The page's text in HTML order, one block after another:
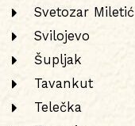
Svetozar Miletić
Svilojevo
Šupljak
Tavankut
Telečka